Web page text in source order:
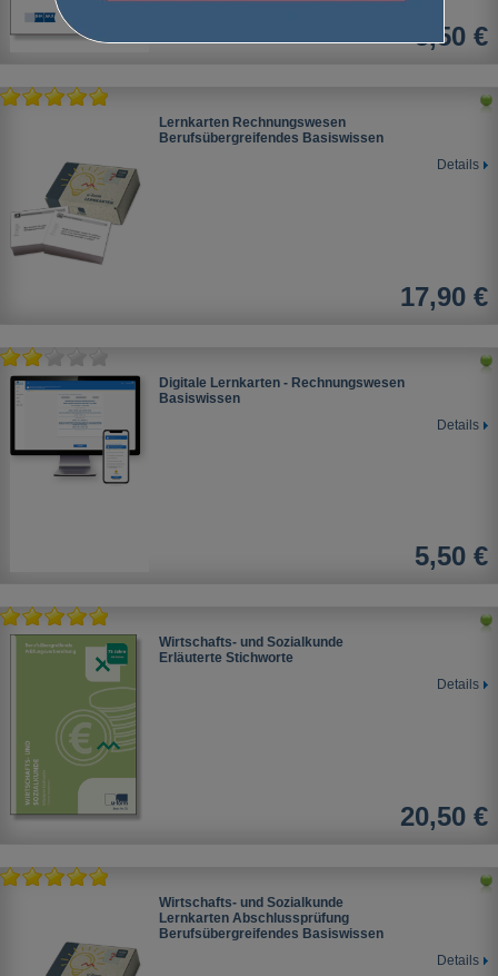
5,50 €
Lernkarten Rechnungswesen
Berufsübergreifendes Basiswissen
Details
17,90 €
Digitale Lernkarten - Rechnungswesen
Basiswissen
Details
5,50 €
Wirtschafts- und Sozialkunde
Erläuterte Stichworte
Details
20,50 €
Wirtschafts- und Sozialkunde
Lernkarten Abschlussprüfung
Berufsübergreifendes Basiswissen
Details